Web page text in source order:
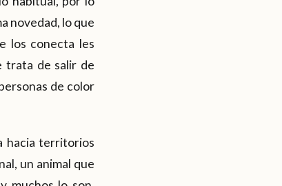
novedad, lo que
los conecta les
trata de salir de
de color
hacia territorios
un animal que